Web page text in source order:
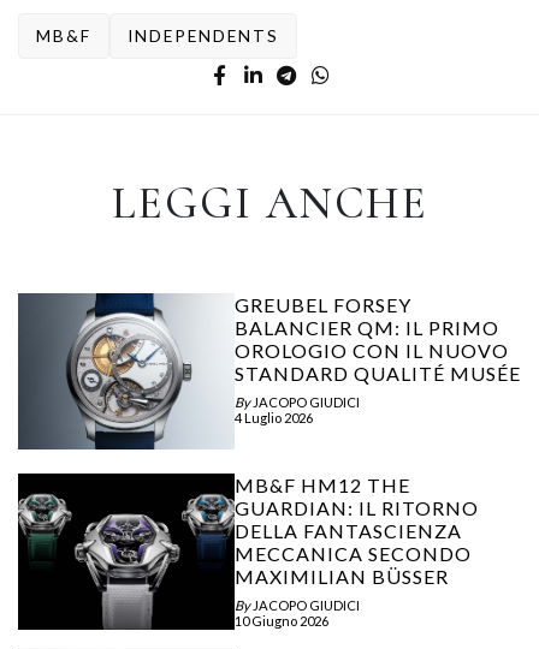
MB&F INDEPENDENTS
LEGGI ANCHE
GREUBEL FORSEY
BALANCIER QM: IL PRIMO
OROLOGIO CON IL NUOVO
STANDARD QUALITÉ MUSÉE
By JACOPO GIUDICI
4 Luglio 2026
MB&F HM12 THE
GUARDIAN: IL RITORNO
DELLA FANTASCIENZA
MECCANICA SECONDO
MAXIMILIAN BÜSSER
By JACOPO GIUDICI
10 Giugno 2026